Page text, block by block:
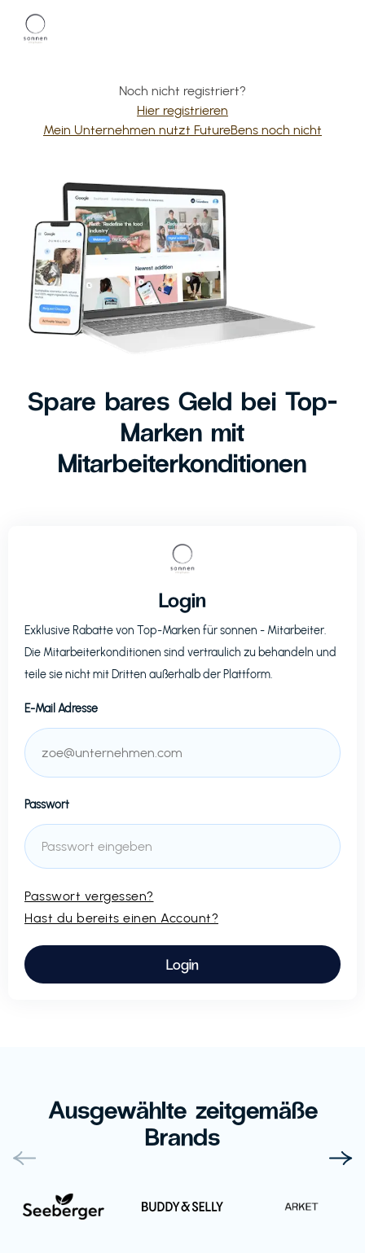
Noch nicht registriert?
Hier registrieren
Mein Unternehmen nutzt FutureBens noch nicht
Spare bares Geld bei Top-
Marken mit
Mitarbeiterkonditionen
Login
Exklusive Rabatte von Top-Marken fürsonnen - Mitarbeiter.
Die Mitarbeiterkonditionen sind vertraulich zu behandeln und
teile sie nicht mit Dritten außerhalb der Plattform.
E-Mail Adresse
Passwort
Passwort vergessen?
Hast du bereits einen Account?
Ausgewählte zeitgemäße
Brands